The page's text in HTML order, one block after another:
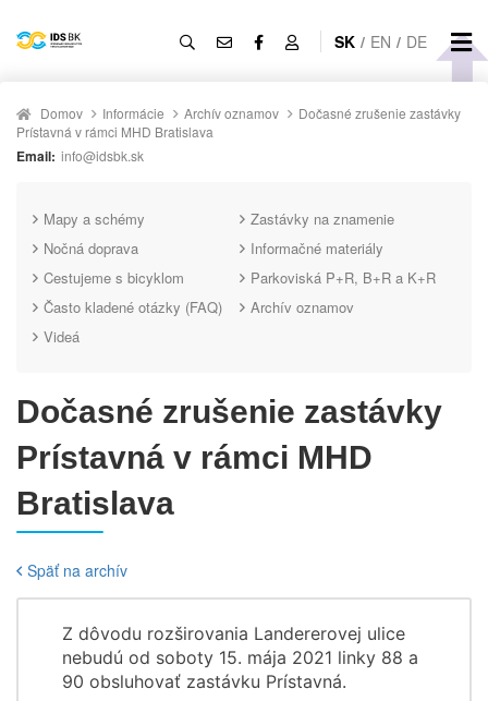
SK / EN / DE
Domov Informácie Archív oznamov
Dočasné zrušenie zastávky
Prístavná v rámci MHD Bratislava
Email: info@idsbk.sk
Mapy a schémy
Zastávky na znamenie
Nočná doprava
Informačné materiály
Cestujeme s bicyklom
Parkoviská P+R, B+R a K+R
Často kladené otázky (FAQ)
Archív oznamov
Videá
Dočasné zrušenie zastávky
Prístavná v rámci MHD
Bratislava
Späť na archív
Z dôvodu rozširovania Landererovej ulice
nebudú od soboty 15. mája 2021 linky 88 a
90 obsluhovať zastávku Prístavná.